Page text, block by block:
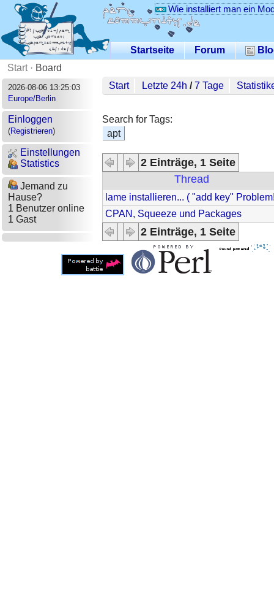
Wie installiert man ein
Startseite Forum
Start· Board
2026-08-06 13:25:03
Europe/Berlin
Einloggen
(Registrieren)
Einstellungen
Statistics
Jemand zu
Hause?
1 Benutzer online
1 Gast
Start Letzte 24h /7 Tage
Search for Tags:
apt
2 Einträge, 1 Seite
Thread
lame installieren... ( "add key"
CPAN, Squeeze und Packages
2 Einträge, 1 Seite